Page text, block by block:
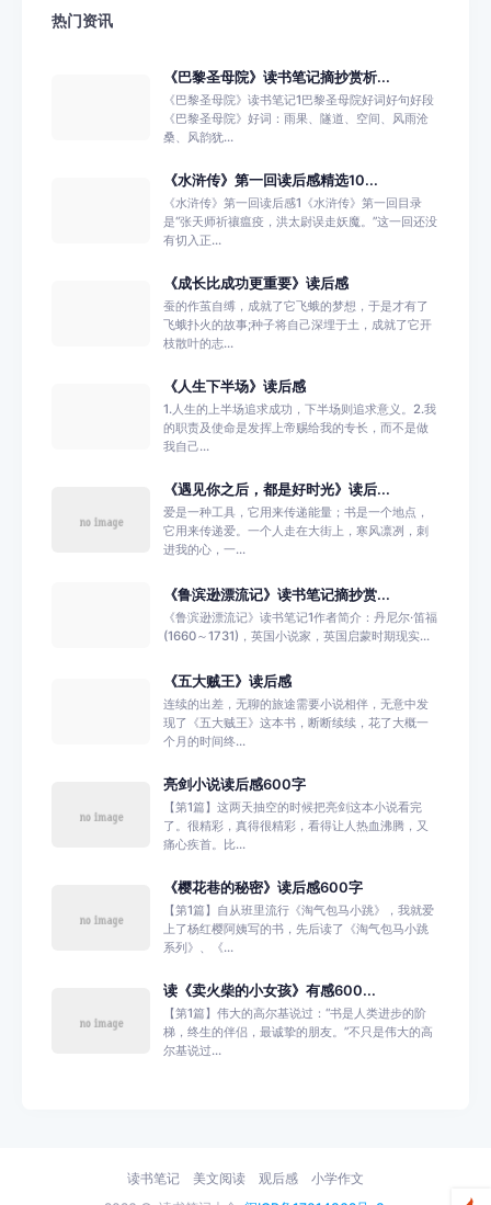
热门资讯
《巴黎圣母院》读书笔记摘抄赏析...
《巴黎圣母院》读书笔记1巴黎圣母院好词好句好段
《巴黎圣母院》好词：雨果、隧道、空间、风雨沧
桑、风韵犹...
《水浒传》第一回读后感精选10...
《水浒传》第一回读后感1《水浒传》第一回目录
是“张天师祈禳瘟疫，洪太尉误走妖魔。”这一回还没
有切入正...
《成长比成功更重要》读后感
蚕的作茧自缚，成就了它飞蛾的梦想，于是才有了
飞蛾扑火的故事;种子将自己深埋于土，成就了它开
枝散叶的志...
《人生下半场》读后感
1.人生的上半场追求成功，下半场则追求意义。2.我
的职责及使命是发挥上帝赐给我的专长，而不是做
我自己...
《遇见你之后，都是好时光》读后...
爱是一种工具，它用来传递能量；书是一个地点，
它用来传递爱。一个人走在大街上，寒风凛冽，刺
进我的心，一...
《鲁滨逊漂流记》读书笔记摘抄赏...
《鲁滨逊漂流记》读书笔记1作者简介：丹尼尔·笛福
(1660～1731)，英国小说家，英国启蒙时期现实...
《五大贼王》读后感
连续的出差，无聊的旅途需要小说相伴，无意中发
现了《五大贼王》这本书，断断续续，花了大概一
个月的时间终...
亮剑小说读后感600字
【第1篇】这两天抽空的时候把亮剑这本小说看完
了。很精彩，真得很精彩，看得让人热血沸腾，又
痛心疾首。比...
《樱花巷的秘密》读后感600字
【第1篇】自从班里流行《淘气包马小跳》，我就爱
上了杨红樱阿姨写的书，先后读了《淘气包马小跳
系列》、《...
读《卖火柴的小女孩》有感600...
【第1篇】伟大的高尔基说过：“书是人类进步的阶
梯，终生的伴侣，最诚挚的朋友。”不只是伟大的高
尔基说过...
读书笔记 美文阅读 观后感 小学作文